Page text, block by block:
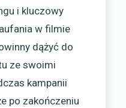
i kluczowy
w filmie
dążyć do
ze swoimi
kampanii
po zakończeniu